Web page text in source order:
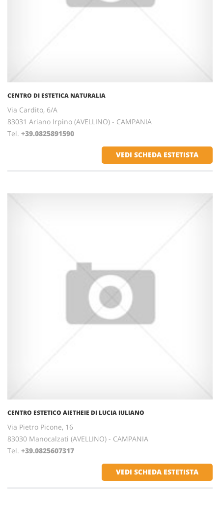
CENTRO DI ESTETICA NATURALIA
Via Cardito, 6/A
83031 Ariano Irpino (AVELLINO) - CAMPANIA
Tel. +39.0825891590
VEDI SCHEDA ESTETISTA
CENTRO ESTETICO AIETHEIE DI LUCIA IULIANO
Via Pietro Picone, 16
83030 Manocalzati (AVELLINO) - CAMPANIA
Tel. +39.0825607317
VEDI SCHEDA ESTETISTA